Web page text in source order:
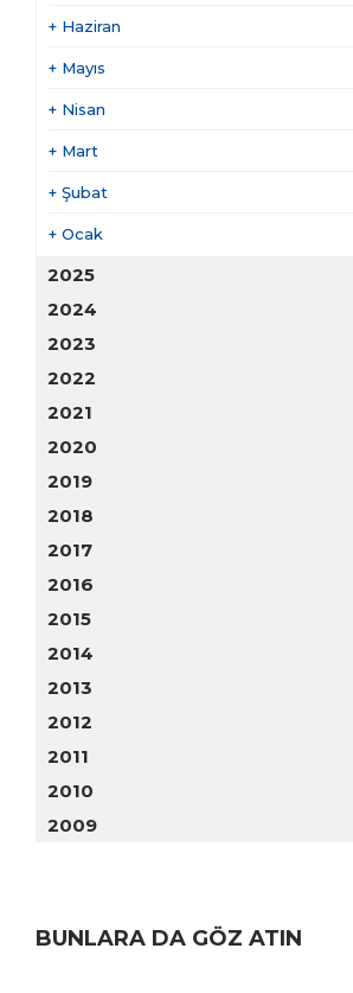
+ Haziran
+ Mayıs
+ Nisan
+ Mart
+ Şubat
+ Ocak
2025
2024
2023
2022
2021
2020
2019
2018
2017
2016
2015
2014
2013
2012
2011
2010
2009
BUNLARA DA GÖZ ATIN